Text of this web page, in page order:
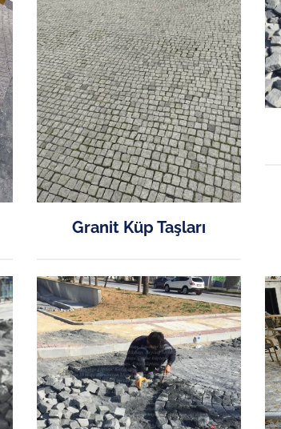
Granit Küp Taşları